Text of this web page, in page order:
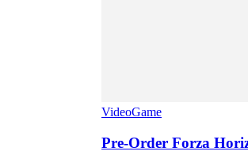
VideoGame
Pre-Order Forza